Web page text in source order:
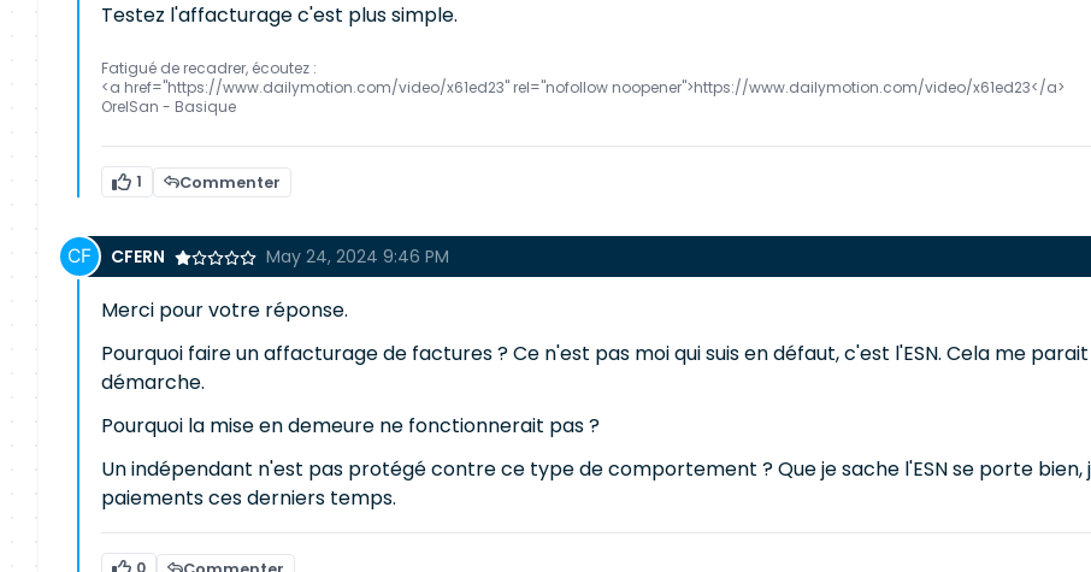
Testez l'affacturage c'est plus simple.
Fatigué de recadrer, écoutez :
<a href="https://www.dailymotion.com/video/x61ed23" rel="nofollow noopener">https://www.dailymotion.com/video/x61ed23</a>
OrelSan - Basique
1 Commenter
CFERN May 24, 2024 9:46 PM
Merci pour votre réponse.
Pourquoi faire un affacturage de factures ? Ce n'est pas moi qui suis en défaut, c'est l'ESN. Cela me
démarche.
Pourquoi la mise en demeure ne fonctionnerait pas ?
Un indépendant n'est pas protégé contre ce type de comportement ? Que je sache l'ESN se porte
paiements ces derniers temps.
0